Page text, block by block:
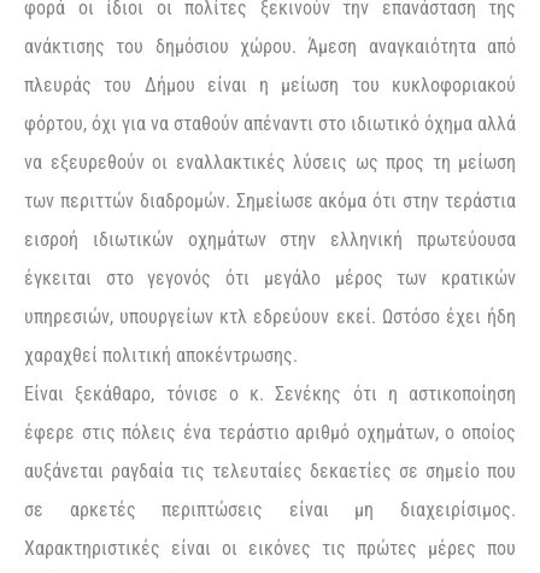
φορά οι ίδιοι οι πολίτες ξεκινούν την επανάσταση της
ανάκτισης του δημόσιου χώρου. Άμεση αναγκαιότητα από
πλευράς του Δήμου είναι η μείωση του κυκλοφοριακού
φόρτου, όχι για να σταθούν απέναντι στο ιδιωτικό όχημα αλλά
να εξευρεθούν οι εναλλακτικές λύσεις ως προς τη μείωση
των περιττών διαδρομών. Σημείωσε ακόμα ότι στην τεράστια
εισροή ιδιωτικών οχημάτων στην ελληνική πρωτεύουσα
έγκειται στο γεγονός ότι μεγάλο μέρος των κρατικών
υπηρεσιών, υπουργείων κτλ εδρεύουν εκεί. Ωστόσο έχει ήδη
χαραχθεί πολιτική αποκέντρωσης.
Είναι ξεκάθαρο, τόνισε ο κ. Σενέκης ότι η αστικοποίηση
έφερε στις πόλεις ένα τεράστιο αριθμό οχημάτων, ο οποίος
αυξάνεται ραγδαία τις τελευταίες δεκαετίες σε σημείο που
σε αρκετές περιπτώσεις είναι μη διαχειρίσιμος.
Χαρακτηριστικές είναι οι εικόνες τις πρώτες μέρες που